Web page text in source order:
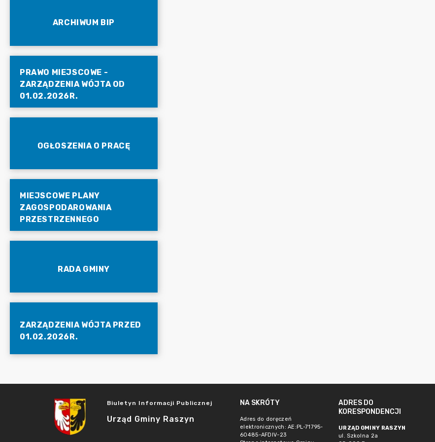
ARCHIWUM BIP
PRAWO MIEJSCOWE -
ZARZĄDZENIA WÓJTA OD
01.02.2026R.
OGŁOSZENIA O PRACĘ
MIEJSCOWE PLANY
ZAGOSPODAROWANIA
PRZESTRZENNEGO
RADA GMINY
ZARZĄDZENIA WÓJTA PRZED
01.02.2026R.
Biuletyn Informacji Publicznej
Urząd Gminy Raszyn
NA SKRÓTY
Adres do doręczeń
elektronicznych: AE:PL-71795-
60485-AFDIV-23
ADRES DO
KORESPONDENCJI
URZĄD GMINY RASZYN
ul. Szkolna 2a